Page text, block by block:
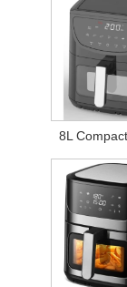
8L